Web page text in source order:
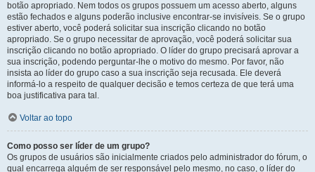
botão apropriado. Nem todos os grupos possuem um acesso aberto, alguns
estão fechados e alguns poderão inclusive encontrar-se invisíveis. Se o grupo
estiver aberto, você poderá solicitar sua inscrição clicando no botão
apropriado. Se o grupo necessitar de aprovação, você poderá solicitar sua
inscrição clicando no botão apropriado. O líder do grupo precisará aprovar a
sua inscrição, podendo perguntar-lhe o motivo do mesmo. Por favor, não
insista ao líder do grupo caso a sua inscrição seja recusada. Ele deverá
informá-lo a respeito de qualquer decisão e temos certeza de que terá uma
boa justificativa para tal.
Voltar ao topo
Como posso ser líder de um grupo?
Os grupos de usuários são inicialmente criados pelo administrador do fórum, o
qual encarrega alguém de ser responsável pelo mesmo, no caso, o líder do